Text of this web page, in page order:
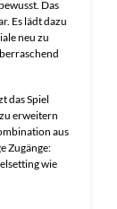
Das
Es lädt dazu
neu zu
das Spiel
erweitern
aus
Zugänge:
wie